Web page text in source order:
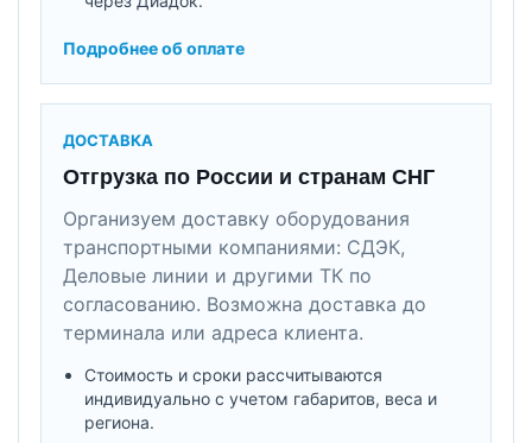
Подробнее об оплате
ДОСТАВКА
Отгрузка по России и странам СНГ
Организуем доставку оборудования
транспортными компаниями: СДЭК,
Деловые линии и другими ТК по
согласованию. Возможна доставка до
терминала или адреса клиента.
Стоимость и сроки рассчитываются
индивидуально с учетом габаритов, веса и
региона.